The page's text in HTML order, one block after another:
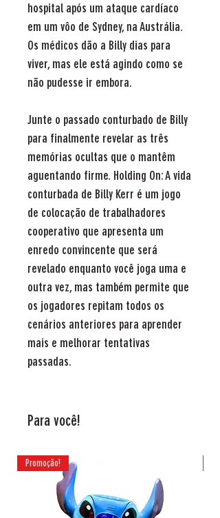
hospital após um ataque cardíaco
em um vôo de Sydney, na Austrália.
Os médicos dão a Billy dias para
viver, mas ele está agindo como se
não pudesse ir embora.
Junte o passado conturbado de Billy
para finalmente revelar as três
memórias ocultas que o mantêm
aguentando firme. Holding On: A vida
conturbada de Billy Kerr é um jogo
de colocação de trabalhadores
cooperativo que apresenta um
enredo convincente que será
revelado enquanto você joga uma e
outra vez, mas também permite que
os jogadores repitam todos os
cenários anteriores para aprender
mais e melhorar tentativas
passadas.
Para você!
Promoção!